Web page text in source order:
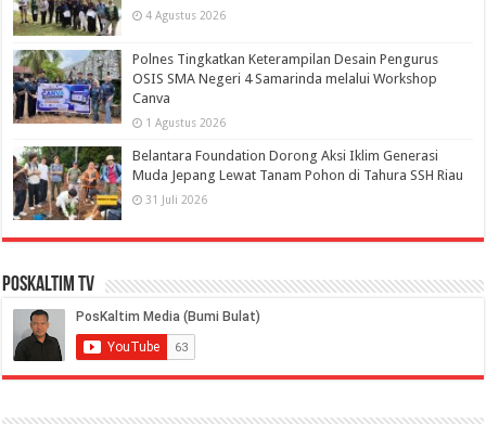
4 Agustus 2026
Polnes Tingkatkan Keterampilan Desain Pengurus
OSIS SMA Negeri 4 Samarinda melalui Workshop
Canva
1 Agustus 2026
Belantara Foundation Dorong Aksi Iklim Generasi
Muda Jepang Lewat Tanam Pohon di Tahura SSH Riau
31 Juli 2026
PosKaltim TV